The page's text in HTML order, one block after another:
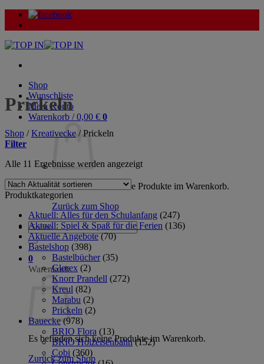
Zum
Inhalt
Shop
Wunschliste
Mein Konto
Warenkorb /0,00 € 0
Es befinden sich keine Produkte im Warenkorb.
Zurück zum Shop
Suche
nach:
0
Warenkorb
Es befinden sich keine Produkte im Warenkorb.
Zurück zum Shop
Prickeln
Shop / Kreativecke /Prickeln
Filter
Alle 11 Ergebnisse werden angezeigtNach
sortiert
Produktkategorien
Aktuell: Alles für den Schulanfang (247)
Aktuell: Spiel & Spaß für die Ferien (136)
Aktuelle Angebote (70)
Bastelshop (398)
Bastelbücher (35)
Glorex (2)
Knorr Prandell (272)
Kreul (82)
Marabu (2)
Prickeln (2)
Bauecke (978)
BRIO Flora (13)
BRIO Holzeisenbahn (152)
Cobi (360)